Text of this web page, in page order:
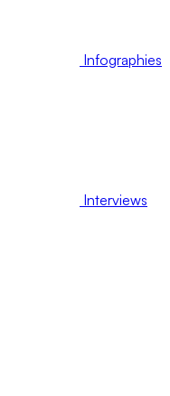
Infographies
Interviews